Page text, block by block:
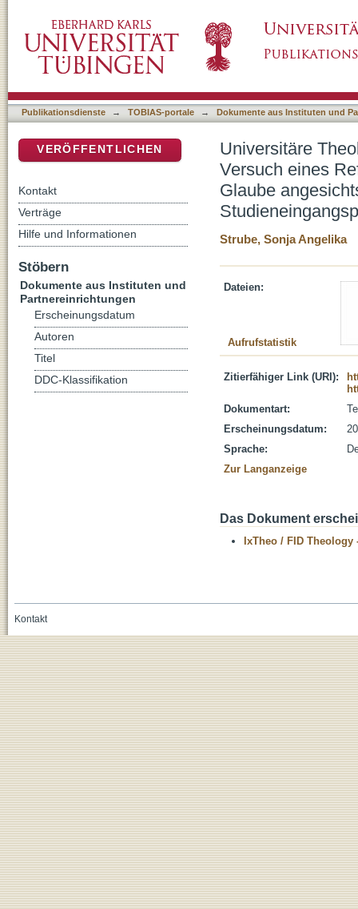
Verhältnisses von Theologie und Glaube
Studieneingangsphase
Publikationsdienste → TOBIAS-portale → Dokumente aus Instituten und
Universitäre
Versuch eines
Glaube
Strube, Sonja Angelika
Dateien:
Aufrufstatistik
Zitierfähiger Link (URI):
Dokumentart:
Erscheinungsdatum:
Sprache:
Zur Langanzeige
Das Dokument
IxTheo / FID Theology
VERÖFFENTLICHEN
Kontakt
Verträge
Hilfe und Informationen
Stöbern
Dokumente aus Instituten und
Partnereinrichtungen
Erscheinungsdatum
Autoren
Titel
DDC-Klassifikation
Kontakt